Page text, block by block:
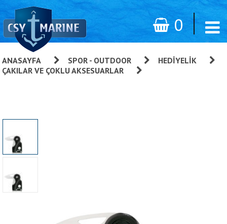
0
ANASAYFA SPOR - OUTDOOR HEDIYELIK
ÇAKILAR VE ÇOKLU AKSESUARLAR